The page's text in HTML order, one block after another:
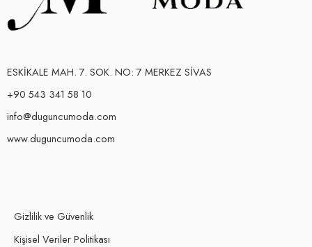
ESKİKALE MAH. 7. SOK. NO: 7 MERKEZ SİVAS
+90 543 341 58 10
info@duguncumoda.com
www.duguncumoda.com
Gizlilik ve Güvenlik
Kişisel Veriler Politikası